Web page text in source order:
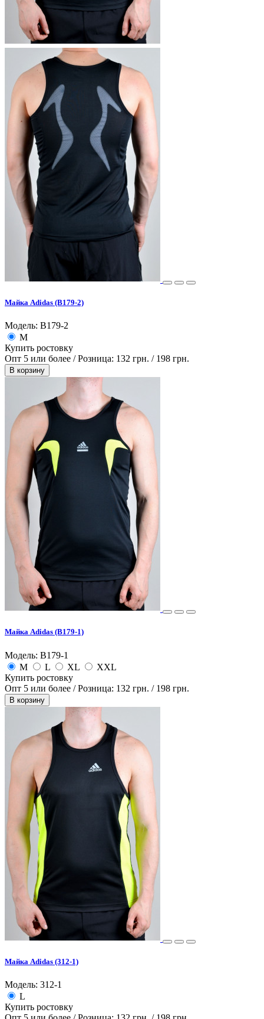
Майка Adidas (B179-2)
Модель: B179-2
M
Купить ростовку
Опт 5 или более / Розница: 132 грн. / 198 грн.
В корзину
Майка Adidas (B179-1)
Модель: B179-1
M
L XL
XXL
Купить ростовку
Опт 5 или более / Розница: 132 грн. / 198 грн.
В корзину
Майка Adidas (312-1)
Модель: 312-1
L
Купить ростовку